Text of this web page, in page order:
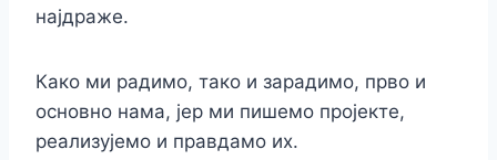
најдраже.
Како ми радимо, тако и зарадимо, прво и
основно нама, јер ми пишемо пројекте,
реализујемо и правдамо их.